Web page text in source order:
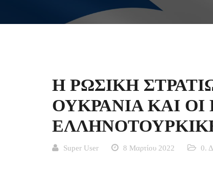
Η ΡΩΣΙΚΗ
ΟΥΚΡΑΝΙΑ ΚΑΙ ΟΙ
Super User 8 Μαρτίου 2022 0.